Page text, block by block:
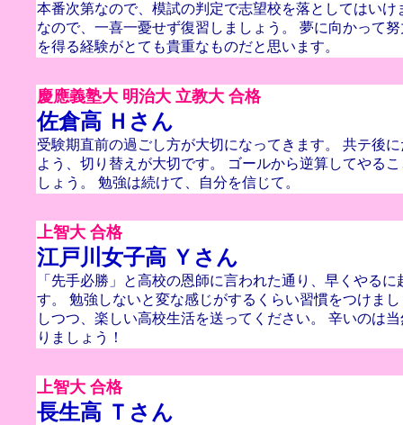
本番次第なので、模試の判定で志望校を落としてはいけ
なので、一喜一憂せず復習しましょう。 夢に向かって
を得る経験がとても貴重なものだと思います。
慶應義塾大 明治大 立教大 合格
佐倉高 Ｈさん
受験期直前の過ごし方が大切になってきます。 共テ後
よう、切り替えが大切です。 ゴールから逆算してやる
しょう。 勉強は続けて、自分を信じて。
上智大 合格
江戸川女子高 Ｙさん
「先手必勝」と高校の恩師に言われた通り、早くやる
す。 勉強しないと変な感じがするくらい習慣をつけま
しつつ、楽しい高校生活を送ってください。 辛いのは
りましょう！
上智大 合格
長生高 Ｔさん